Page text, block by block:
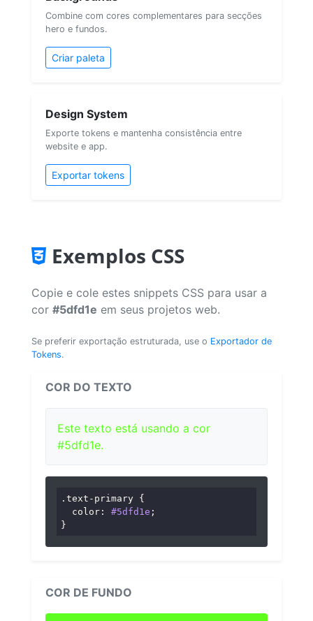
Combine com cores complementares para secções
hero e fundos.
Criar paleta
Design System
Exporte tokens e mantenha consistência entre
website e app.
Exportar tokens
Exemplos CSS
Copie e cole estes snippets CSS para usar a
cor #5dfd1e em seus projetos web.
Se preferir exportação estruturada, use o Exportador de
Tokens.
COR DO TEXTO
Este texto está usando a cor
#5dfd1e.
.text-primary {
color : #5dfd1e ;
}
COR DE FUNDO